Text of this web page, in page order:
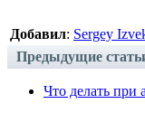
Добавил: Sergey
Предыдущие
Что делать при